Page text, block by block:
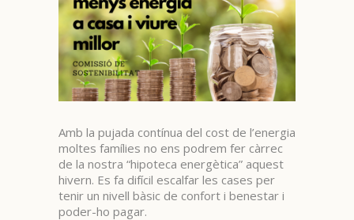
Amb la pujada contínua del cost de l’energia
moltes famílies no ens podrem fer càrrec
de la nostra “hipoteca energètica” aquest
hivern. Es fa difícil escalfar les cases per
tenir un nivell bàsic de confort i benestar i
poder-ho pagar.